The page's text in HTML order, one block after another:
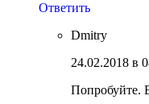
Ответить
Dmitry
24.02.2018 в
Попробуйте.